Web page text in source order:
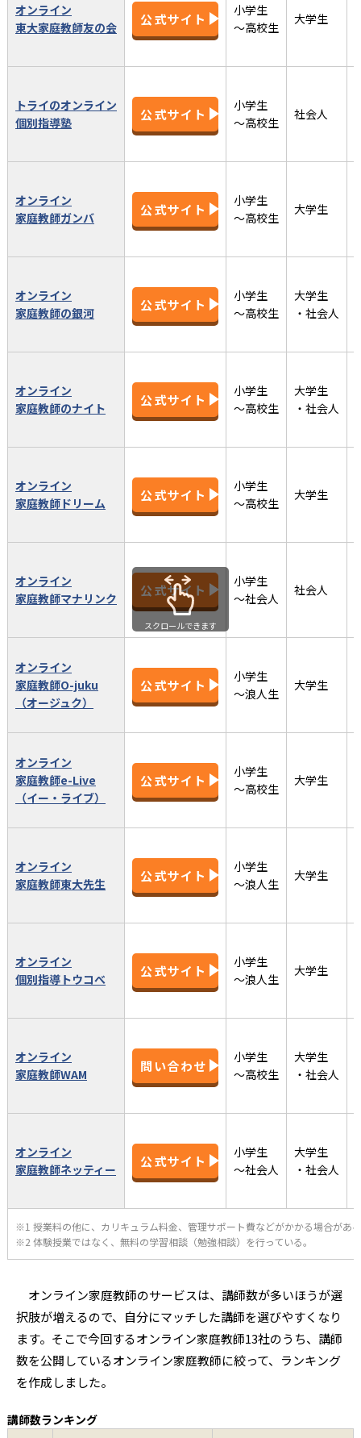
オンライン
東大家庭教師友の会
公式サイト
小学生
〜高校生
大学生
トライのオンライン
個別指導塾
公式サイト
小学生
〜高校生
社会人
オンライン
家庭教師ガンバ
公式サイト
小学生
〜高校生
大学生
オンライン
家庭教師の銀河
公式サイト
小学生
〜高校生
大学生
・社会人
オンライン
家庭教師のナイト
公式サイト
小学生
〜高校生
大学生
・社会人
オンライン
家庭教師ドリーム
公式サイト
小学生
〜高校生
大学生
オンライン
家庭教師マナリンク
公式サイト
小学生
〜社会人
社会人
オンライン
家庭教師O-juku
（オージュク）
公式サイト
小学生
〜浪人生
大学生
オンライン
家庭教師e-Live
（イー・ライブ）
公式サイト
小学生
〜高校生
大学生
オンライン
家庭教師東大先生
公式サイト
小学生
〜浪人生
大学生
オンライン
個別指導トウコべ
公式サイト
小学生
〜浪人生
大学生
オンライン
家庭教師WAM
問い合わせ
小学生
〜高校生
大学生
・社会人
オンライン
家庭教師ネッティー
公式サイト
小学生
〜社会人
大学生
・社会人
※1 授業料の他に、カリキュラム料金、管理サポート費などがかかる場合があ
※2 体験授業ではなく、無料の学習相談（勉強相談）を行っている。
スクロールできます
オンライン家庭教師のサービスは、講師数が多いほうが選
択肢が増えるので、自分にマッチした講師を選びやすくなり
ます。そこで今回するオンライン家庭教師13社のうち、講師
数を公開しているオンライン家庭教師に絞って、ランキング
を作成しました。
講師数ランキング